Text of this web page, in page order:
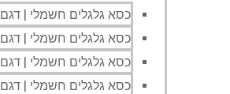
כסא גלגלים חשמלי | דגם D08 | חברת JBH
כסא גלגלים חשמלי | דגם D17 | חברת JBH
כסא גלגלים חשמלי | דגם D29A | חברת JBH
כסא גלגלים חשמלי | דגם D26 | חברת JBH